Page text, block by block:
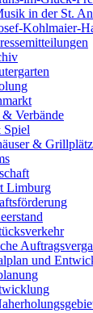
in der St.
Kohlmaier-
& Verbände
Spiel
&
Limburg
und